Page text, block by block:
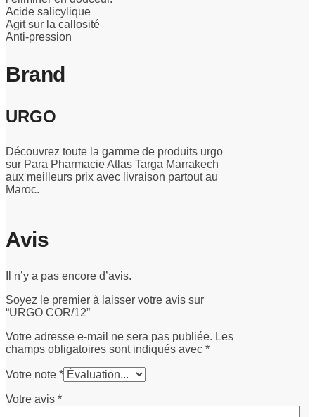
Acide salicylique
Agit sur la callosité
Anti-pression
Brand
URGO
Découvrez toute la gamme de produits urgo
sur Para Pharmacie Atlas Targa Marrakech
aux meilleurs prix avec livraison partout au
Maroc.
Avis
Il n’y a pas encore d’avis.
Soyez le premier à laisser votre avis sur
“URGO COR/12”
Votre adresse e-mail ne sera pas publiée. Les
champs obligatoires sont indiqués avec *
Votre note *
Votre avis *